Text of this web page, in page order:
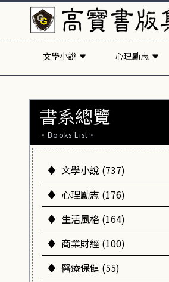
文學小說 心理勵志
書系總覽
·Books List·
文學小說 (737)
心理勵志 (176)
生活風格 (164)
商業財經 (100)
醫療保健 (55)